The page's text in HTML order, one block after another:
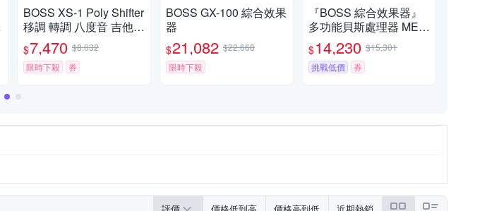
BOSS XS-1 Poly Shifter
移調 轉調 八度音 吉他
效果器 5年保固 公司貨
$7,470 $8,032
限時下殺
券
BOSS GX-100 綜合效果
器
$21,082 $22,668
限時下殺
『BOSS 綜合效果器』
多功能貝斯處理器 ME-9
0B / 公司貨二年保固
$14,230 $15,301
挑戰低價
券